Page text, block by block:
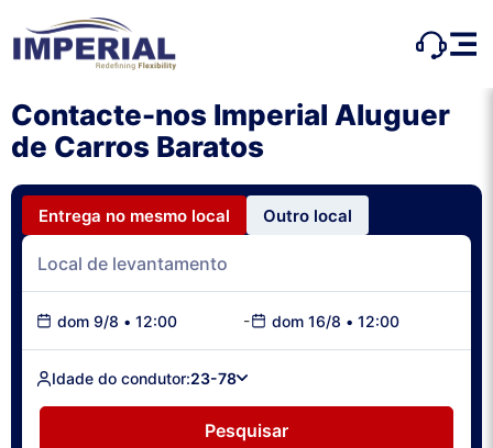
Contacte-nos Imperial Aluguer
de Carros Baratos
Entrega no mesmo local Outro local
dom 9/8 • 12:00 - dom 16/8 • 12:00
Idade do condutor:23-78
Pesquisar